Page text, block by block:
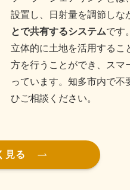
設置し、日射量を調節しな
とで共有するシステムです
立体的に土地を活用するこ
方を行うことができ、スマ
っています。知多市内で
ひご相談ください。
見る